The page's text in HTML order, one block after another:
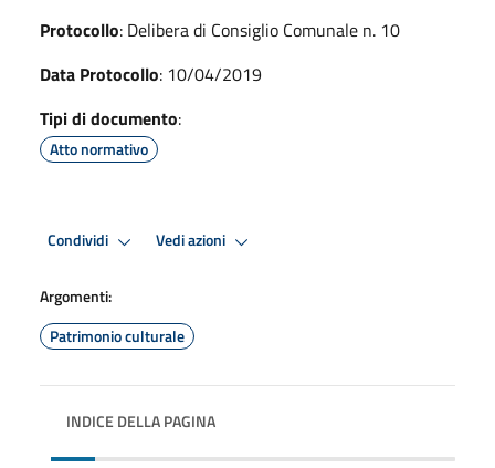
Protocollo: Delibera di Consiglio Comunale n. 10
Data Protocollo: 10/04/2019
Tipi di documento:
Atto normativo
Condividi Vedi azioni
Argomenti:
Patrimonio culturale
INDICE DELLA PAGINA